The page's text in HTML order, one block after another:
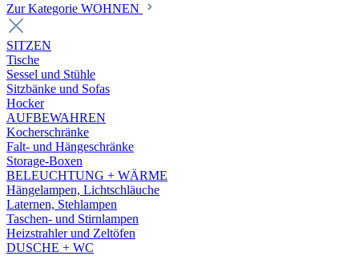
Zur Kategorie WOHNEN
SITZEN
Tische
Sessel und Stühle
Sitzbänke und Sofas
Hocker
AUFBEWAHREN
Kocherschränke
Falt- und Hängeschränke
Storage-Boxen
BELEUCHTUNG + WÄRME
Hängelampen, Lichtschläuche
Laternen, Stehlampen
Taschen- und Stirnlampen
Heizstrahler und Zeltöfen
DUSCHE + WC